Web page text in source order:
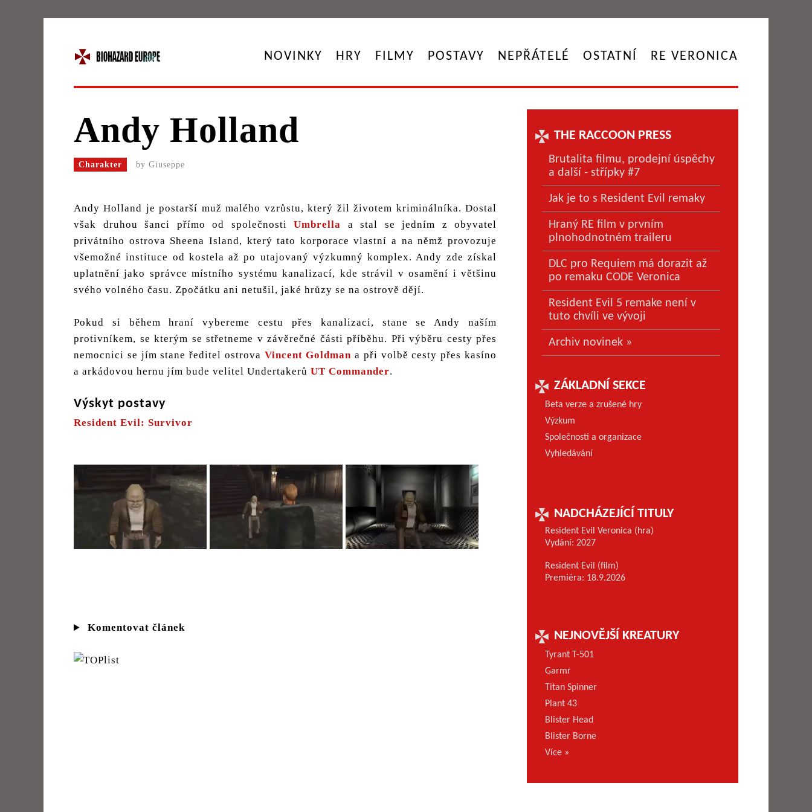
NOVINKY HRY FILMY POSTAVY NEPŘÁTELÉ OSTATNÍ RE VERONICA
Andy Holland
Charakter by Giuseppe
Andy Holland je postarší muž malého vzrůstu, který žil životem kriminálníka. Dostal
však druhou šanci přímo od společnosti Umbrella a stal se jedním z obyvatel
privátního ostrova Sheena Island, který tato korporace vlastní a na němž provozuje
všemožné instituce od kostela až po utajovaný výzkumný komplex. Andy zde získal
uplatnění jako správce místního systému kanalizací, kde strávil v osamění i většinu
svého volného času. Zpočátku ani netušil, jaké hrůzy se na ostrově dějí.
Pokud si během hraní vybereme cestu přes kanalizaci, stane se Andy naším
protivníkem, se kterým se střetneme v závěrečné části příběhu. Při výběru cesty přes
nemocnici se jím stane ředitel ostrova Vincent Goldman a při volbě cesty přes kasíno
a arkádovou hernu jím bude velitel Undertakerů UT Commander.
Výskyt postavy
Resident Evil: Survivor
Komentovat článek
THE RACCOON PRESS
Brutalita filmu, prodejní úspěchy
a další - střípky #7
Jak je to s Resident Evil remaky
Hraný RE film v prvním
plnohodnotném traileru
DLC pro Requiem má dorazit až
po remaku CODE Veronica
Resident Evil 5 remake není v
tuto chvíli ve vývoji
Archiv novinek »
ZÁKLADNÍ SEKCE
Beta verze a zrušené hry
Výzkum
Společnosti a organizace
Vyhledávání
NADCHÁZEJÍCÍ TITULY
Resident Evil Veronica (hra)
Vydání: 2027
Resident Evil (film)
Premiéra: 18.9.2026
NEJNOVĚJŠÍ KREATURY
Tyrant T-501
Garmr
Titan Spinner
Plant 43
Blister Head
Blister Borne
Více »